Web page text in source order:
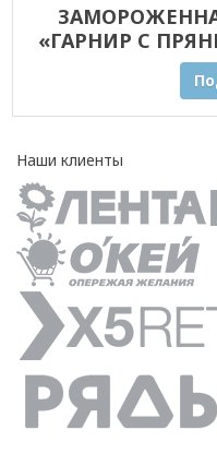
«ГАРНИР С
Наши клиенты